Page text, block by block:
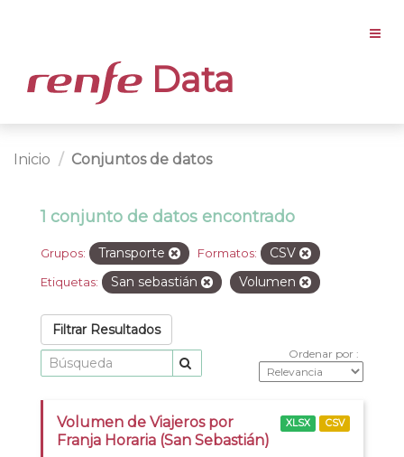
Data
Inicio Conjuntos de datos
1 conjunto de datos encontrado
Grupos: Transporte Formatos: CSV
Etiquetas: San sebastián Volumen
Filtrar Resultados
Ordenar por
Volumen de Viajeros por
Franja Horaria (San Sebastián)
XLSX CSV